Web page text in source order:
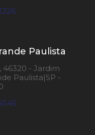
Paulista
- Jardim
Paulista|SP -